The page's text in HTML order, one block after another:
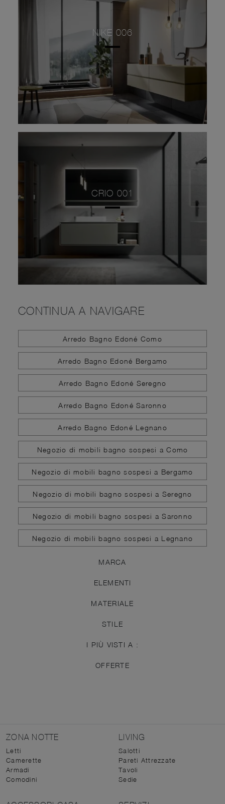
NIKE 006
CRIO 001
CONTINUA A NAVIGARE
Arredo Bagno Edoné Como
Arredo Bagno Edoné Bergamo
Arredo Bagno Edoné Seregno
Arredo Bagno Edoné Saronno
Arredo Bagno Edoné Legnano
Negozio di mobili bagno sospesi a Como
Negozio di mobili bagno sospesi a Bergamo
Negozio di mobili bagno sospesi a Seregno
Negozio di mobili bagno sospesi a Saronno
Negozio di mobili bagno sospesi a Legnano
MARCA
ELEMENTI
MATERIALE
STILE
I PIÙ VISTI A :
OFFERTE
ZONA NOTTE
Letti
Camerette
Armadi
Comodini
LIVING
Salotti
Pareti Attrezzate
Tavoli
Sedie